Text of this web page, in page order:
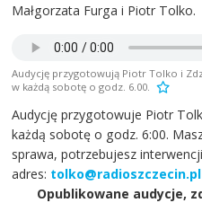
Małgorzata Furga i Piotr Tolko.
Audycję przygotowują Piotr Tolko i
w każdą sobotę o godz. 6.00.
Audycję przygotowuje Piotr
każdą sobotę o godz. 6:00.
sprawa, potrzebujesz
adres: tolko@radioszczecin.pl
Opublikowane audycje,